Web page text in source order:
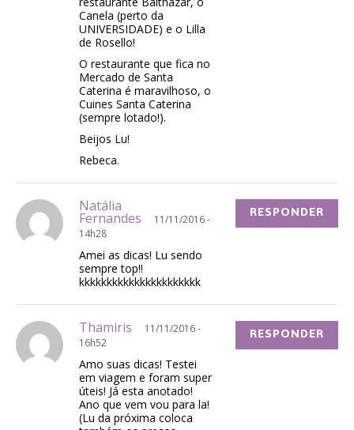
Canela (perto da
UNIVERSIDADE) e o Lilla
de Rosello!
O restaurante que fica no
Mercado de Santa
Caterina é maravilhoso, o
Cuines Santa Caterina
(sempre lotado!).
Beijos Lu!
Rebeca.
Natália
Fernandes
11/11/2016 -
14h28
Amei as dicas! Lu sendo
sempre top!!
kkkkkkkkkkkkkkkkkkkkkk
RESPONDER
Thamiris
11/11/2016 -
16h52
Amo suas dicas! Testei
em viagem e foram super
úteis! Já esta anotado!
Ano que vem vou para la!
(Lu da próxima coloca
RESPONDER